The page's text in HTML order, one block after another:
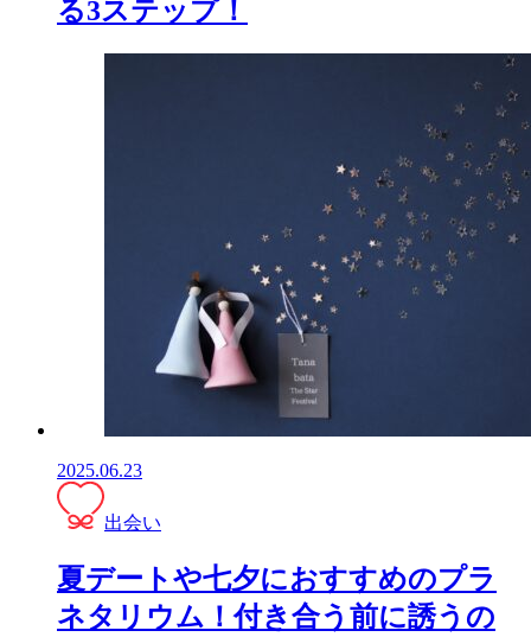
る3ステップ！
2025.06.23
出会い
夏デートや七夕におすすめのプラ
ネタリウム！付き合う前に誘うの